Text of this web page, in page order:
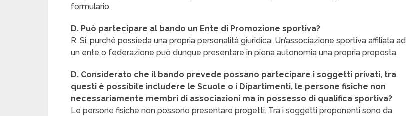
formulario.
D. Può partecipare al bando un Ente di Promozione sportiva?
R. Si, purché possieda una propria personalità giuridica. Un’associazione sportiva affiliata ad
un ente o federazione può dunque presentare in piena autonomia una propria proposta.
D. Considerato che il bando prevede possano partecipare i soggetti privati, tra
questi è possibile includere le Scuole o i Dipartimenti, le persone fisiche non
necessariamente membri di associazioni ma in possesso di qualifica sportiva?
Le persone fisiche non possono presentare progetti. Tra i soggetti proponenti sono da